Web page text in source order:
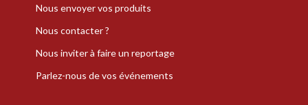
Nous envoyer vos produits
Nous contacter ?
Nous inviter à faire un reportage
Parlez-nous de vos événements